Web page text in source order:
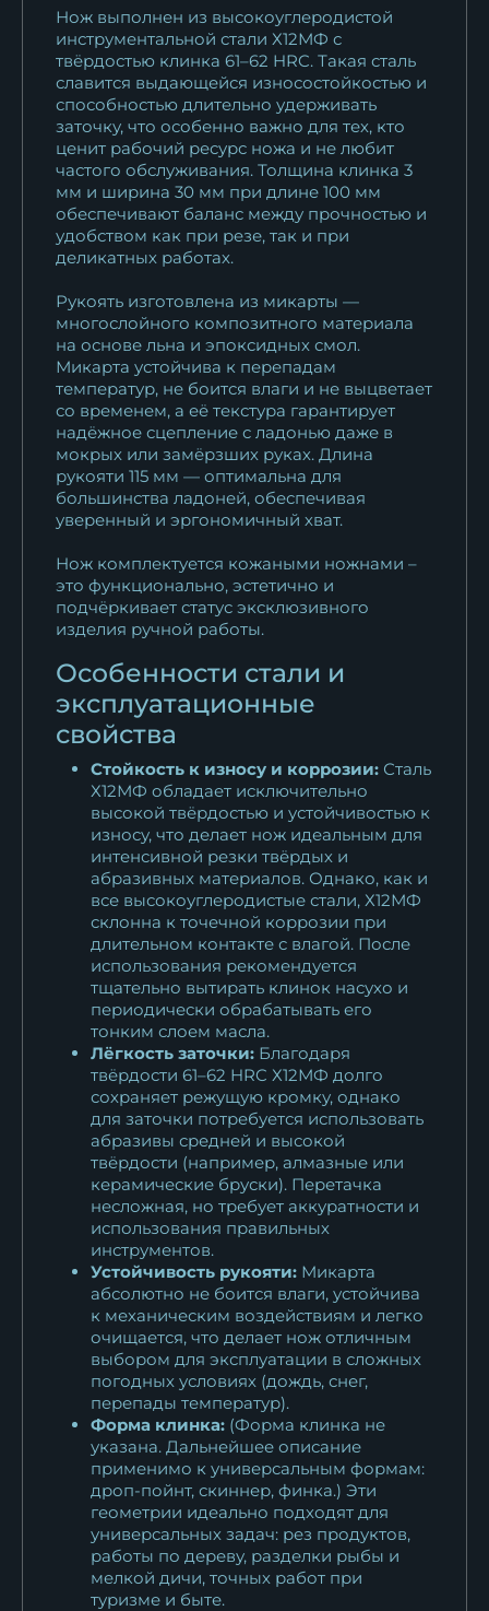
Нож выполнен из высокоуглеродистой
инструментальной стали Х12МФ с
твёрдостью клинка 61–62 HRC. Такая сталь
славится выдающейся износостойкостью и
способностью длительно удерживать
заточку, что особенно важно для тех, кто
ценит рабочий ресурс ножа и не любит
частого обслуживания. Толщина клинка 3
мм и ширина 30 мм при длине 100 мм
обеспечивают баланс между прочностью и
удобством как при резе, так и при
деликатных работах.
Рукоять изготовлена из микарты —
многослойного композитного материала
на основе льна и эпоксидных смол.
Микарта устойчива к перепадам
температур, не боится влаги и не выцветает
со временем, а её текстура гарантирует
надёжное сцепление с ладонью даже в
мокрых или замёрзших руках. Длина
рукояти 115 мм — оптимальна для
большинства ладоней, обеспечивая
уверенный и эргономичный хват.
Нож комплектуется кожаными ножнами –
это функционально, эстетично и
подчёркивает статус эксклюзивного
изделия ручной работы.
Особенности стали и
эксплуатационные
свойства
Стойкость к износу и коррозии: Сталь
Х12МФ обладает исключительно
высокой твёрдостью и устойчивостью к
износу, что делает нож идеальным для
интенсивной резки твёрдых и
абразивных материалов. Однако, как и
все высокоуглеродистые стали, Х12МФ
склонна к точечной коррозии при
длительном контакте с влагой. После
использования рекомендуется
тщательно вытирать клинок насухо и
периодически обрабатывать его
тонким слоем масла.
Лёгкость заточки: Благодаря
твёрдости 61–62 HRC Х12МФ долго
сохраняет режущую кромку, однако
для заточки потребуется использовать
абразивы средней и высокой
твёрдости (например, алмазные или
керамические бруски). Перетачка
несложная, но требует аккуратности и
использования правильных
инструментов.
Устойчивость рукояти: Микарта
абсолютно не боится влаги, устойчива
к механическим воздействиям и легко
очищается, что делает нож отличным
выбором для эксплуатации в сложных
погодных условиях (дождь, снег,
перепады температур).
Форма клинка: (Форма клинка не
указана. Дальнейшее описание
применимо к универсальным формам:
дроп-пойнт, скиннер, финка.) Эти
геометрии идеально подходят для
универсальных задач: рез продуктов,
работы по дереву, разделки рыбы и
мелкой дичи, точных работ при
туризме и быте.